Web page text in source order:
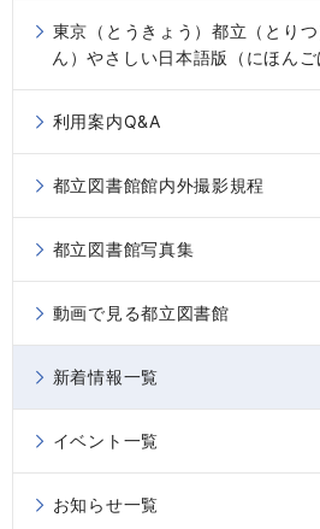
東京（とうきょう）都立（とり
ん）やさしい日本語版（にほんご
利用案内Q&A
都立図書館館内外撮影規程
都立図書館写真集
動画で見る都立図書館
新着情報一覧
イベント一覧
お知らせ一覧